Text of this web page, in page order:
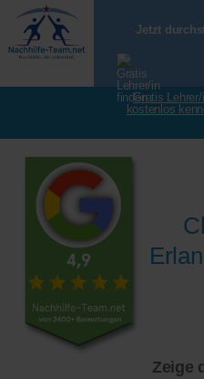
Jetzt
Gratis
kostenlos
Zeige